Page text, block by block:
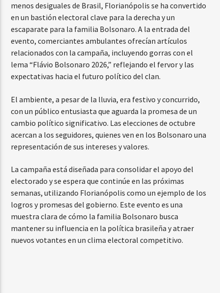
menos desiguales de Brasil, Florianópolis se ha convertido
en un bastión electoral clave para la derecha y un
escaparate para la familia Bolsonaro. A la entrada del
evento, comerciantes ambulantes ofrecían artículos
relacionados con la campaña, incluyendo gorras con el
lema “Flávio Bolsonaro 2026,” reflejando el fervor y las
expectativas hacia el futuro político del clan.
El ambiente, a pesar de la lluvia, era festivo y concurrido,
con un público entusiasta que aguarda la promesa de un
cambio político significativo. Las elecciones de octubre
acercan a los seguidores, quienes ven en los Bolsonaro una
representación de sus intereses y valores.
La campaña está diseñada para consolidar el apoyo del
electorado y se espera que continúe en las próximas
semanas, utilizando Florianópolis como un ejemplo de los
logros y promesas del gobierno. Este evento es una
muestra clara de cómo la familia Bolsonaro busca
mantener su influencia en la política brasileña y atraer
nuevos votantes en un clima electoral competitivo.